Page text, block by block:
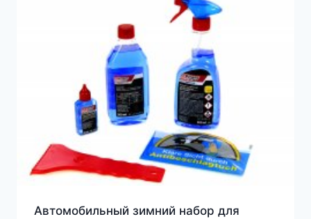
Автомобильный зимний набор для